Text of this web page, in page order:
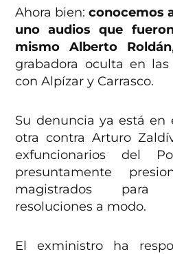
Ahora bien:conocemos
uno audios que
mismo Alberto Roldán
grabadora oculta en
con Alpízar y Carrasco.
Su denuncia ya está en
otra contra Arturo
exfuncionarios del
presuntamente
magistrados para
resoluciones a modo.
El exministro ha